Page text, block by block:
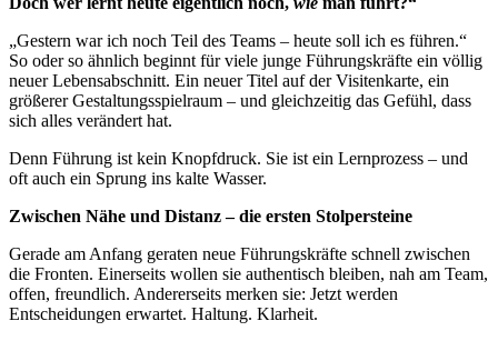
„Gestern war ich noch Teil des Teams – heute soll ich es führen.“
So oder so ähnlich beginnt für viele junge Führungskräfte ein völlig
neuer Lebensabschnitt. Ein neuer Titel auf der Visitenkarte, ein
größerer Gestaltungsspielraum – und gleichzeitig das Gefühl, dass
sich alles verändert hat.
Denn Führung ist kein Knopfdruck. Sie ist ein Lernprozess – und
oft auch ein Sprung ins kalte Wasser.
Zwischen Nähe und Distanz – die ersten Stolpersteine
Gerade am Anfang geraten neue Führungskräfte schnell zwischen
die Fronten. Einerseits wollen sie authentisch bleiben, nah am Team,
offen, freundlich. Andererseits merken sie: Jetzt werden
Entscheidungen erwartet. Haltung. Klarheit.